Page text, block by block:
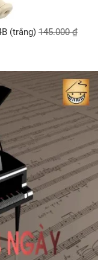
(trắng) 145.000₫